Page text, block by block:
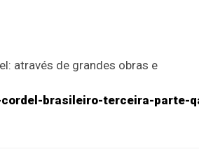
através de grandes obras e
brasileiro-terceira-parte-